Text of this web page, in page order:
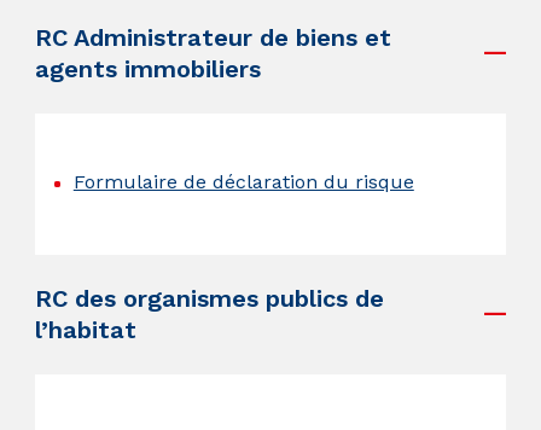
RC Administrateur de biens et
agents immobiliers
Formulaire de déclaration du risque
RC des organismes publics de
l’habitat